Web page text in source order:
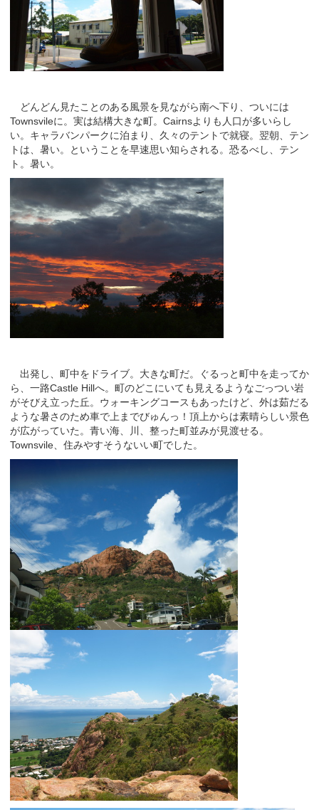
どんどん見たことのある風景を見ながら南へ下り、ついには
Townsvileに。実は結構大きな町。Cairnsよりも人口が多いらし
い。キャラバンパークに泊まり、久々のテントで就寝。翌朝、テン
トは、暑い。ということを早速思い知らされる。恐るべし、テン
ト。暑い。
出発し、町中をドライブ。大きな町だ。ぐるっと町中を走ってか
ら、一路Castle Hillへ。町のどこにいても見えるようなごっつい岩
がそびえ立った丘。ウォーキングコースもあったけど、外は茹だる
ような暑さのため車で上までびゅんっ！頂上からは素晴らしい景色
が広がっていた。青い海、川、整った町並みが見渡せる。
Townsvile、住みやすそうないい町でした。